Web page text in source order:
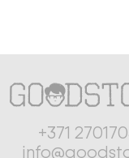
+371